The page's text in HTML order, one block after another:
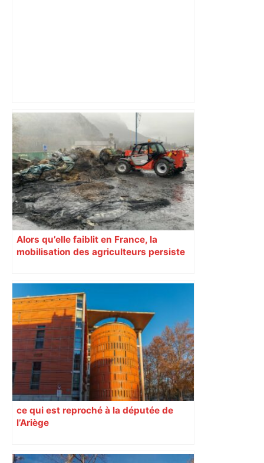
Vous pensiez que c’était comme une
voiture ? La vérité sur les avions qui
reculent – ici.fr
Alors qu’elle faiblit en France, la
mobilisation des agriculteurs persiste
ce qui est reproché à la députée de
l’Ariège